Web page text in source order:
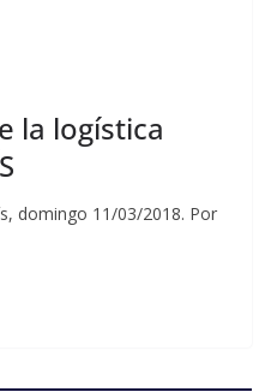
la logística
domingo 11/03/2018. Por